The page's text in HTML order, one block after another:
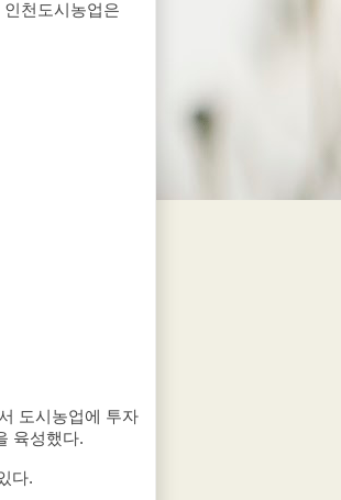
천도시농업은
도시농업에 투자
육성했다.
다.